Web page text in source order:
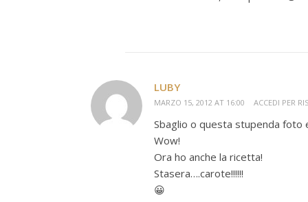
LUBY
MARZO 15, 2012 AT 16:00 ACCEDI PER
Sbaglio o questa stupenda
Wow!
Ora ho anche la ricetta!
Stasera….carote!!!!!!
😀